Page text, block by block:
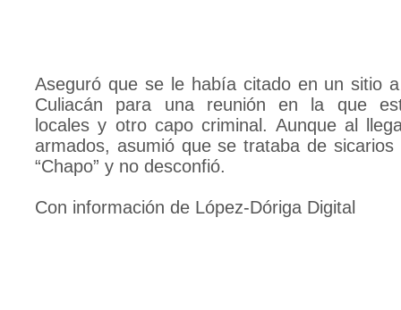
Aseguró que se le había citado en un sitio
Culiacán para una reunión en la que
locales y otro capo criminal. Aunque al
armados, asumió que se trataba de
“Chapo” y no desconfió.
Con información de López-Dóriga Digital